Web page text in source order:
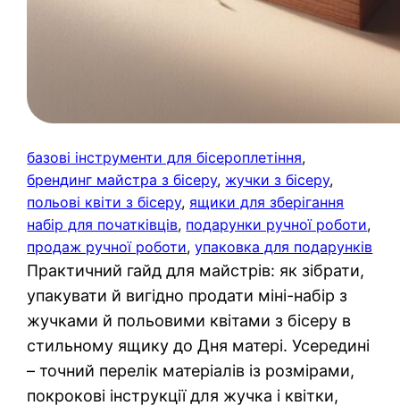
базові інструменти для бісероплетіння
брендинг майстра з бісеру, жучки з бісеру
польові квіти з бісеру, ящики для зберігання
набір для початківців, подарунки ручної роботи
продаж ручної роботи, упаковка для подарунків
Практичний гайд для майстрів: як зібрати,
упакувати й вигідно продати міні-набір з
жучками й польовими квітами з бісеру в
стильному ящику до Дня матері. Усередині
– точний перелік матеріалів із розмірами,
покрокові інструкції для жучка і квітки,